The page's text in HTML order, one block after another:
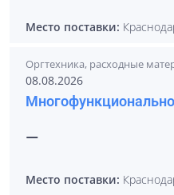
Место поставки:
Оргтехника, расходные
08.08.2026
—
Место поставки: